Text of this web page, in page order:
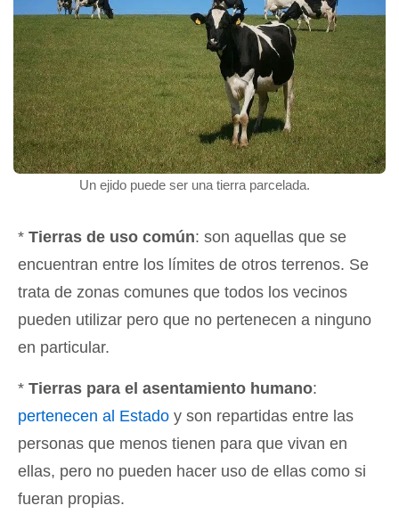
Un ejido puede ser una tierra parcelada.
* Tierras de uso común: son aquellas que se
encuentran entre los límites de otros terrenos. Se
trata de zonas comunes que todos los vecinos
pueden utilizar pero que no pertenecen a ninguno
en particular.
* Tierras para el asentamiento humano:
pertenecen al Estado y son repartidas entre las
personas que menos tienen para que vivan en
ellas, pero no pueden hacer uso de ellas como si
fueran propias.